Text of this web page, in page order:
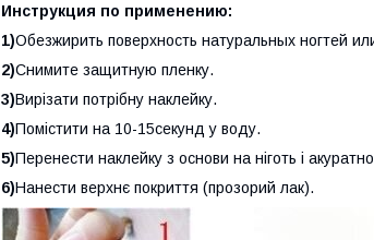
Инструкция по применению:
1)Обезжирить поверхность натуральных ногтей
2)Снимите защитную пленку.
3)Вирізати потрібну наклейку.
4)Помістити на 10-15секунд у воду.
5)Перенести наклейку з основи на ніготь і
6)Нанести верхнє покриття (прозорий лак).